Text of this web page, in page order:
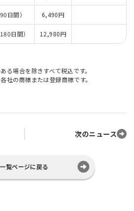
日間） 6,490円
日間） 12,980円
場合を除きすべて税込です。
社の商標または登録商標です。
次のニュース
一覧ページに戻る